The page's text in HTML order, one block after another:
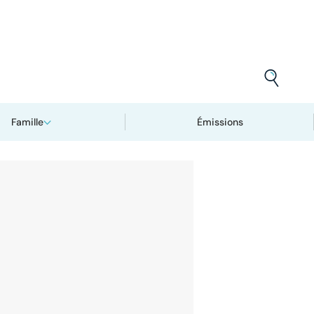
Famille Émissions